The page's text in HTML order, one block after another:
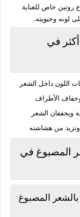
خاص للعناية
لونه وحيويته.
في
اللون داخل الشعر
وجفاف الأطراف
ويجففان الشعر
من هشاشته
المصبوغ في
المصبوغ